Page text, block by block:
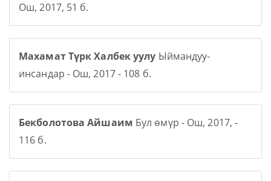
Ош, 2017, 51 б.
Махамат Түрк Халбек уулу Ыймандуу-
инсандар - Ош, 2017 - 108 б.
Бекболотова Айшаим Бул өмүр - Ош, 2017, -
116 б.